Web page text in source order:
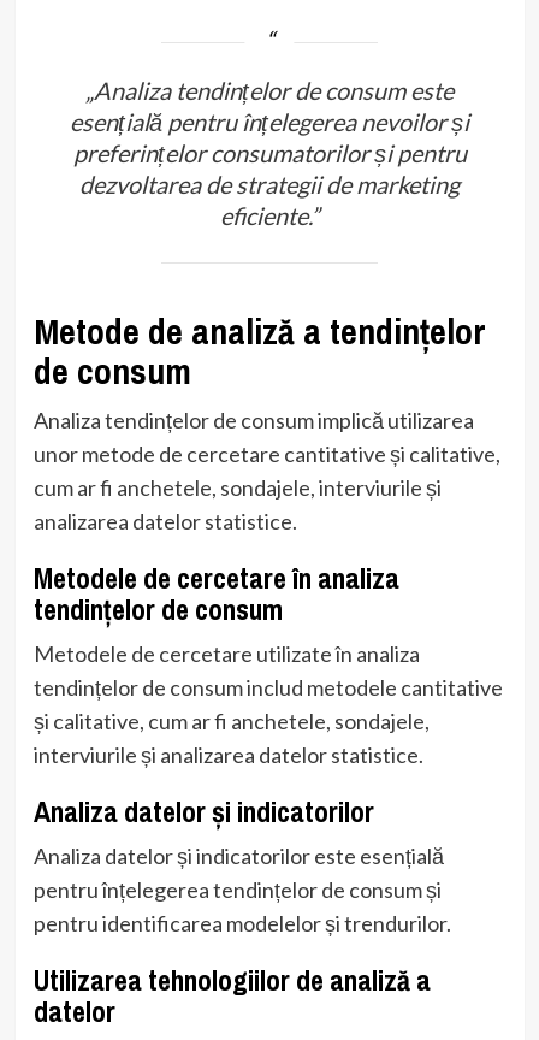
„Analiza tendințelor de consum este
esențială pentru înțelegerea nevoilor și
preferințelor consumatorilor și pentru
dezvoltarea de strategii de marketing
eficiente.”
Metode de analiză a tendințelor
de consum
Analiza tendințelor de consum implică utilizarea
unor metode de cercetare cantitative și calitative,
cum ar fi anchetele, sondajele, interviurile și
analizarea datelor statistice.
Metodele de cercetare în analiza
tendințelor de consum
Metodele de cercetare utilizate în analiza
tendințelor de consum includ metodele cantitative
și calitative, cum ar fi anchetele, sondajele,
interviurile și analizarea datelor statistice.
Analiza datelor și indicatorilor
Analiza datelor și indicatorilor este esențială
pentru înțelegerea tendințelor de consum și
pentru identificarea modelelor și trendurilor.
Utilizarea tehnologiilor de analiză a
datelor